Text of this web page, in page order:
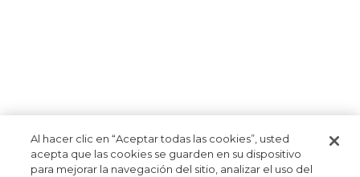
Al hacer clic en “Aceptar todas las cookies”, usted
acepta que las cookies se guarden en su dispositivo
para mejorar la navegación del sitio, analizar el uso del